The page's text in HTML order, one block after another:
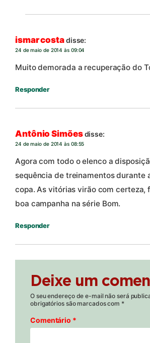
ismar costadisse:
24 de maio de 2014 às 09:04
Muito demorada a recuperação do
Responder
Antônio Simõesdisse:
24 de maio de 2014 às 08:55
Agora com todo o elenco a
sequência de treinamentos durante
copa. As vitórias virão com certeza,
boa campanha na série Bom.
Responder
Deixe um
O seu endereço de e-mail não será
obrigatórios são marcados com *
Comentário *